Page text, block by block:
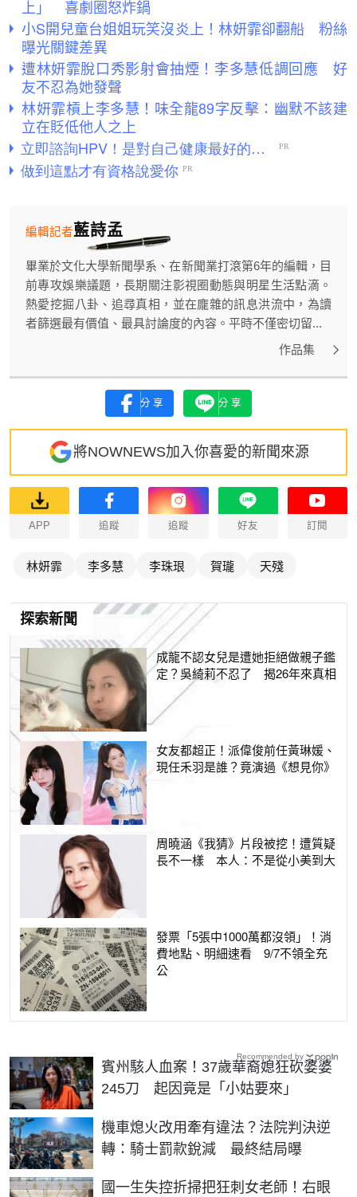
上」 喜劇圈怒炸鍋
小S開兒童台姐姐玩笑沒炎上！林妍霏卻翻船 粉絲
曝光關鍵差異
遭林妍霏脫口秀影射會抽煙！李多慧低調回應 好
友不忍為她發聲
林妍霏槓上李多慧！味全龍89字反擊：幽默不該建
立在貶低他人之上
藍詩孟
編輯記者
畢業於文化大學新聞學系、在新聞業打滾第6年的編輯，目
前專攻娛樂議題，長期關注影視圈動態與明星生活點滴。
熱愛挖掘八卦、追尋真相，並在龐雜的訊息洪流中，為讀
者篩選最有價值、最具討論度的內容。平時不僅密切留...
作品集
分享 分享
將NOWNEWS加入你喜愛的新聞來源
APP 追蹤 追蹤 好友 訂閱
林妍霏 李多慧 李珠珢 賀瓏 天殘
探索新聞
成龍不認女兒是遭她拒絕做親子鑑
定？吳綺莉不忍了 揭26年來真相
女友都超正！派偉俊前任黃琳媛、
現任禾羽是誰？竟演過《想見你》
周曉涵《我猜》片段被挖！遭質疑
長不一樣 本人：不是從小美到大
發票「5張中1000萬都沒領」！消
費地點、明細速看 9/7不領全充
公
賓州駭人血案！37歲華裔媳狂砍婆婆
245刀 起因竟是「小姑要來」
機車熄火改用牽有違法？法院判決逆
轉：騎士罰款銳減 最終結局曝
國一生失控折掃把狂刺女老師！右眼
Recommended by